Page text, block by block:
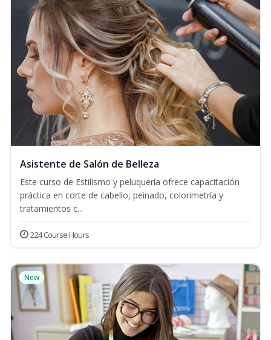
Asistente de Salón de Belleza
Este curso de Estilismo y peluquería ofrece capacitación
práctica en corte de cabello, peinado, colorimetría y
tratamientos c...
224 Course Hours
New